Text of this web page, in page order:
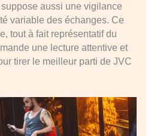
aussi une vigilance
variable des échanges. Ce
tout à fait représentatif du
une lecture attentive et
tirer le meilleur parti de JVC